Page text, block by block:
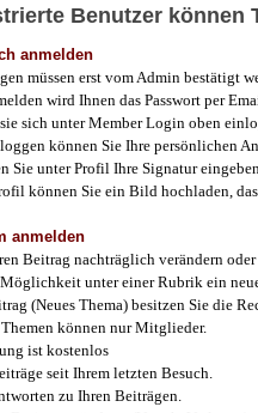
Benutzer können
anmelden
müssen erst vom Admin bestätigt
wird Ihnen das Passwort per
sich unter Member Login oben
können Sie Ihre persönlichen
Sie unter Profil Ihre Signatur
können Sie ein Bild hochladen,
anmelden
Beitrag nachträglich verändern oder
unter einer Rubrik ein
(Neues Thema) besitzen Sie die
können nur Mitglieder.
ist kostenlos
seit Ihrem letzten Besuch.
zu Ihren Beiträgen.